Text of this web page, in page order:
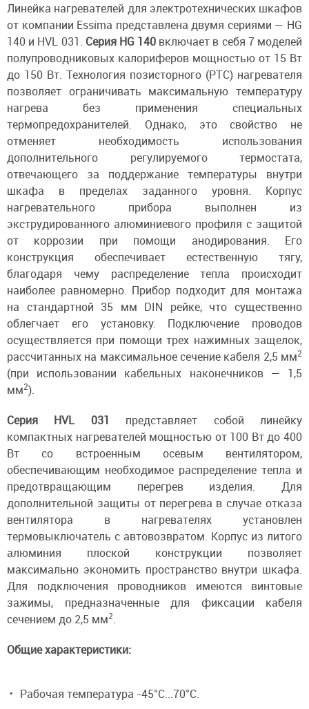
Линейка нагревателей для электротехнических шкафов
от компании Essima представлена двумя сериями — HG
140 и HVL 031. Серия HG 140 включает в себя 7 моделей
полупроводниковых калориферов мощностью от 15 Вт
до 150 Вт. Технология позисторного (PTC) нагревателя
позволяет ограничивать максимальную температуру
нагрева без применения специальных
термопредохранителей. Однако, это свойство не
отменяет необходимость использования
дополнительного регулируемого термостата,
отвечающего за поддержание температуры внутри
шкафа в пределах заданного уровня. Корпус
нагревательного прибора выполнен из
экструдированного алюминиевого профиля с защитой
от коррозии при помощи анодирования. Его
конструкция обеспечивает естественную тягу,
благодаря чему распределение тепла происходит
наиболее равномерно. Прибор подходит для монтажа
на стандартной 35 мм DIN рейке, что существенно
облегчает его установку. Подключение проводов
осуществляется при помощи трех нажимных защелок,
рассчитанных на максимальное сечение кабеля 2,5 мм2
(при использовании кабельных наконечников — 1,5
мм2).
Серия HVL 031 представляет собой линейку
компактных нагревателей мощностью от 100 Вт до 400
Вт со встроенным осевым вентилятором,
обеспечивающим необходимое распределение тепла и
предотвращающим перегрев изделия. Для
дополнительной защиты от перегрева в случае отказа
вентилятора в нагревателях установлен
термовыключатель с автовозвратом. Корпус из литого
алюминия плоской конструкции позволяет
максимально экономить пространство внутри шкафа.
Для подключения проводников имеются винтовые
зажимы, предназначенные для фиксации кабеля
сечением до 2,5 мм2.
Общие характеристики:
Рабочая температура -45°C...70°C.